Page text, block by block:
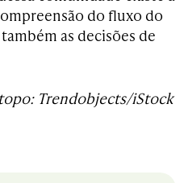
do fluxo do
as decisões de
Trendobjects/iStock